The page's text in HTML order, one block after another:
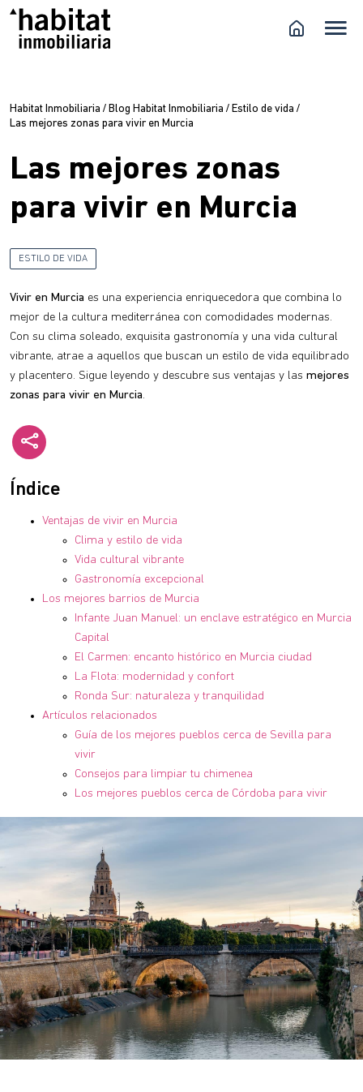
Habitat Inmobiliaria / Blog Habitat Inmobiliaria / Estilo de vida /
Las mejores zonas para vivir en Murcia
Las mejores zonas
para vivir en Murcia
ESTILO DE VIDA
Vivir en Murcia es una experiencia enriquecedora que combina lo
mejor de la cultura mediterránea con comodidades modernas.
Con su clima soleado, exquisita gastronomía y una vida cultural
vibrante, atrae a aquellos que buscan un estilo de vida equilibrado
y placentero. Sigue leyendo y descubre sus ventajas y las mejores
zonas para vivir en Murcia.
Índice
Ventajas de vivir en Murcia
Clima y estilo de vida
Vida cultural vibrante
Gastronomía excepcional
Los mejores barrios de Murcia
Infante Juan Manuel: un enclave estratégico en Murcia
Capital
El Carmen: encanto histórico en Murcia ciudad
La Flota: modernidad y confort
Ronda Sur: naturaleza y tranquilidad
Artículos relacionados
Guía de los mejores pueblos cerca de Sevilla para
vivir
Consejos para limpiar tu chimenea
Los mejores pueblos cerca de Córdoba para vivir